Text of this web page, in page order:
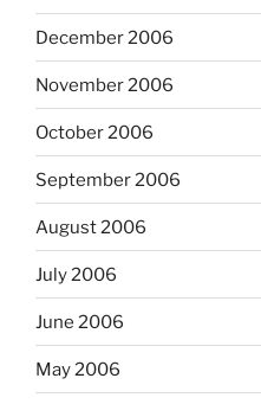
December 2006
November 2006
October 2006
September 2006
August 2006
July 2006
June 2006
May 2006